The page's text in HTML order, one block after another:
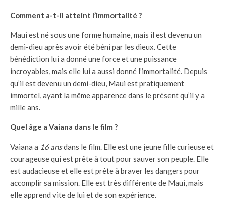
Comment a-t-il atteint l’immortalité ?
Maui est né sous une forme humaine, mais il est devenu un
demi-dieu après avoir été béni par les dieux. Cette
bénédiction lui a donné une force et une puissance
incroyables, mais elle lui a aussi donné l’immortalité. Depuis
qu’il est devenu un demi-dieu, Maui est pratiquement
immortel, ayant la même apparence dans le présent qu’il y a
mille ans.
Quel âge a Vaiana dans le film ?
Vaiana a 16 ansdans le film. Elle est une jeune fille curieuse et
courageuse qui est prête à tout pour sauver son peuple. Elle
est audacieuse et elle est prête à braver les dangers pour
accomplir sa mission. Elle est très différente de Maui, mais
elle apprend vite de lui et de son expérience.